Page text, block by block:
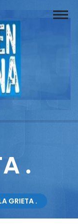
.
GRIETA .